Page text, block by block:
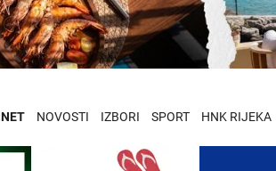
NOVOSTI IZBORI SPORT HNK RIJEKA